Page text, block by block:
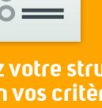
votre
vos